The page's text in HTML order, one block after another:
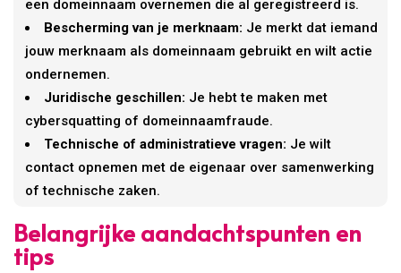
een domeinnaam overnemen die al geregistreerd is.
Bescherming van je merknaam: Je merkt dat iemand
jouw merknaam als domeinnaam gebruikt en wilt actie
ondernemen.
Juridische geschillen: Je hebt te maken met
cybersquatting of domeinnaamfraude.
Technische of administratieve vragen: Je wilt
contact opnemen met de eigenaar over samenwerking
of technische zaken.
Belangrijke aandachtspunten en
tips